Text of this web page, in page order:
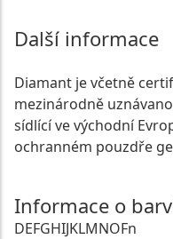
Další informace
Diamant je včetně
mezinárodně
sídlící ve východní
ochranném pouzdře
Informace o
DEFGHIJKLMNOFn